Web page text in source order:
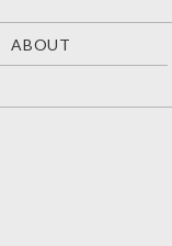
ABOUT